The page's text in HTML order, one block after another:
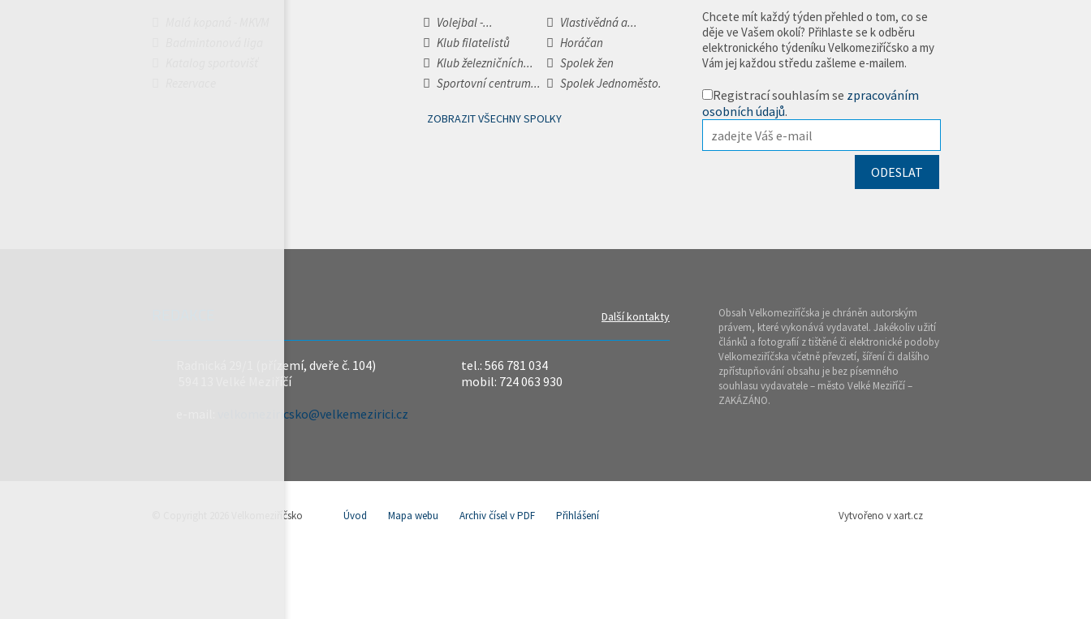
Volejbal -...
Vlastivědná a...
Klub filatelistů
Horáčan
Klub železničních...
Spolek žen
Sportovní centrum...
Spolek Jednoměsto.
ZOBRAZIT VŠECHNY SPOLKY
Chcete mít každý týden přehled o tom, co se
děje ve Vašem okolí? Přihlaste se k odběru
elektronického týdeníku Velkomeziříčsko a my
Vám jej každou středu zašleme e-mailem.
Registrací souhlasím se zpracováním
osobních údajů.
Další kontakty
Radnická 29/1 (přízemí, dveře č. 104)
594 13 Velké Meziříčí
velkomeziricsko@velkemezirici.cz
tel.: 566 781 034
mobil: 724 063 930
Obsah Velkomeziříčska je chráněn autorským
právem, které vykonává vydavatel. Jakékoliv užití
článků a fotografií z tištěné či elektronické podoby
Velkomeziříčska včetně převzetí, šíření či dalšího
zpřístupňování obsahu je bez písemného
souhlasu vydavatele – město Velké Meziříčí –
ZAKÁZÁNO.
© Copyright 2026 Velkomeziříčsko Úvod Mapa webu Archiv čísel v PDF Přihlášení Vytvořeno v xart.cz